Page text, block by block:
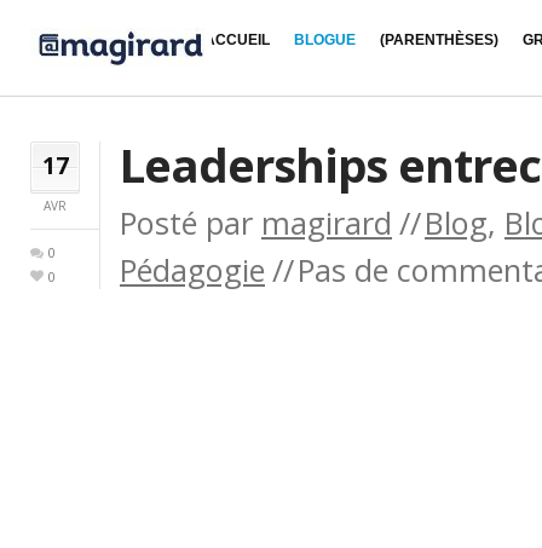
ACCUEIL BLOGUE (PARENTHÈSES)
17
AVR
0
0
Leaderships
Posté par magirard Blog,
Pédagogie
Pas de